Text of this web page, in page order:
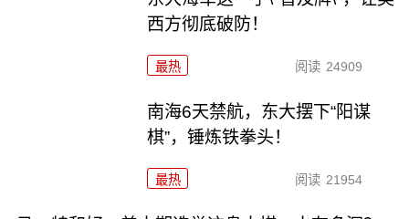
西方彻底破防！
最热 阅读 24909
南海6天禁航，东大摆下“阳谋
棋”，锤炼铁拳头！
最热 阅读 21954